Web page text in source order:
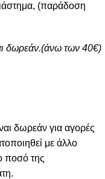
(παράδοση
δωρεάν.(άνω των 40€)
δωρεάν για αγορές
με άλλο
ποσό της